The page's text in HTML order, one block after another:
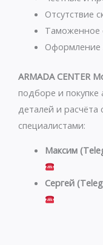
p m
Отсутствие
Таможенное
ARMADA CENTER
подборе и
деталей и
специалистами:
Максим
Сергей